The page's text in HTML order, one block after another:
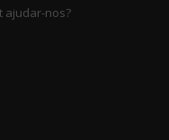
ajudar-nos?